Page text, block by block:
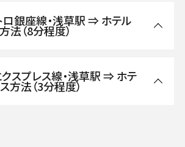
銀座線・浅草駅 ⇒ ホテル
法（8分程度）
スプレス線・浅草駅 ⇒ ホテ
方法（3分程度）